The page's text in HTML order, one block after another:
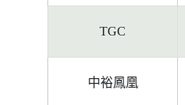
TGC
中裕鳳凰